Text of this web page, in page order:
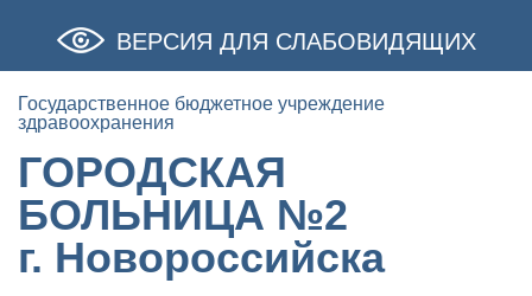
ВЕРСИЯ ДЛЯ СЛАБОВИДЯЩИХ
Государственное бюджетное учреждение
здравоохранения
ГОРОДСКАЯ
БОЛЬНИЦА №2
г. Новороссийска